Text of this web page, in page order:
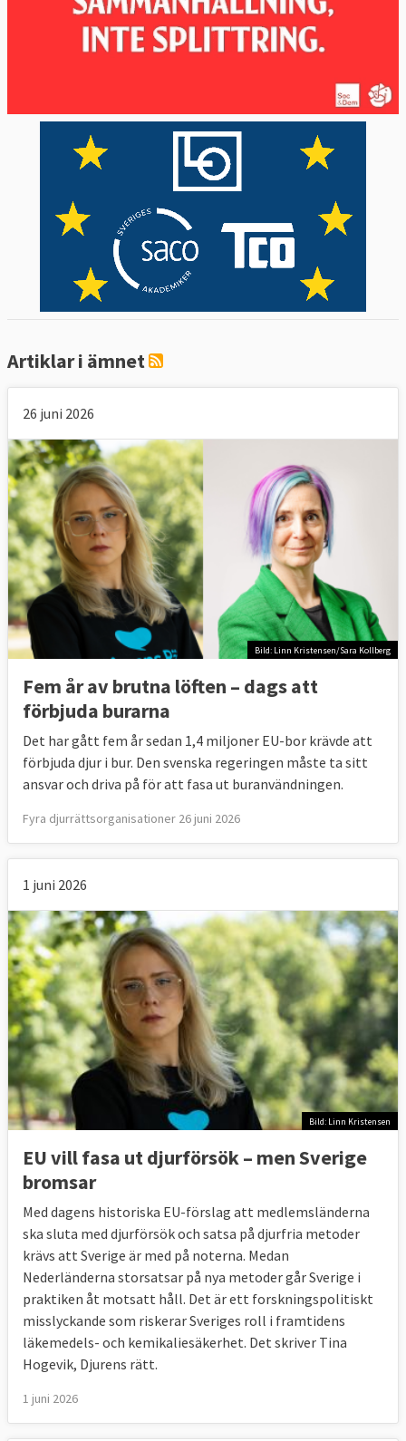
Artiklar i ämnet
26 juni 2026
Bild: Linn Kristensen/Sara Kollberg
Fem år av brutna löften – dags att
förbjuda burarna
Det har gått fem år sedan 1,4 miljoner EU-bor krävde att
förbjuda djur i bur. Den svenska regeringen måste ta sitt
ansvar och driva på för att fasa ut buranvändningen.
Fyra djurrättsorganisationer 26 juni 2026
1 juni 2026
Bild: Linn Kristensen
EU vill fasa ut djurförsök – men Sverige
bromsar
Med dagens historiska EU-förslag att medlemsländerna
ska sluta med djurförsök och satsa på djurfria metoder
krävs att Sverige är med på noterna. Medan
Nederländerna storsatsar på nya metoder går Sverige i
praktiken åt motsatt håll. Det är ett forskningspolitiskt
misslyckande som riskerar Sveriges roll i framtidens
läkemedels- och kemikaliesäkerhet. Det skriver Tina
Hogevik, Djurens rätt.
1 juni 2026